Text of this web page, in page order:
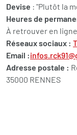
Devise : "Plutôt la
Heures de
À retrouver en ligne
Réseaux sociaux :
Email :
Adresse postale :
35000 RENNES